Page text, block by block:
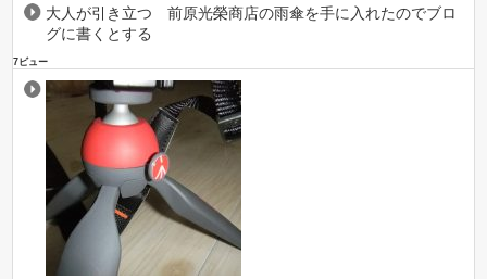
大人が引き立つ 前原光榮商店の雨傘を手に入れたのでブロ
グに書くとする
7ビュー